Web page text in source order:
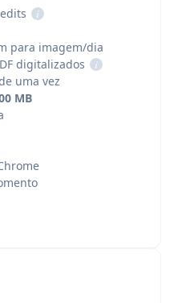
i
para imagem/dia
digitalizados
i
uma vez
MB